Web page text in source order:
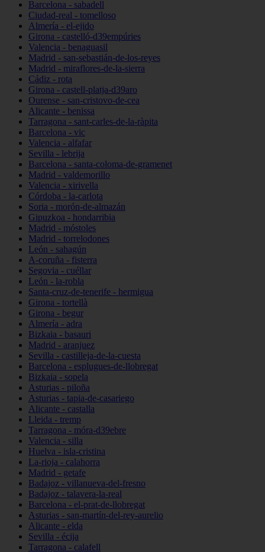
Barcelona - sabadell
Ciudad-real - tomelloso
Almería - el-ejido
Girona - castelló-d39empúries
Valencia - benaguasil
Madrid - san-sebastián-de-los-reyes
Madrid - miraflores-de-la-sierra
Cádiz - rota
Girona - castell-platja-d39aro
Ourense - san-cristovo-de-cea
Alicante - benissa
Tarragona - sant-carles-de-la-ràpita
Barcelona - vic
Valencia - alfafar
Sevilla - lebrija
Barcelona - santa-coloma-de-gramenet
Madrid - valdemorillo
Valencia - xirivella
Córdoba - la-carlota
Soria - morón-de-almazán
Gipuzkoa - hondarribia
Madrid - móstoles
Madrid - torrelodones
León - sahagún
A-coruña - fisterra
Segovia - cuéllar
León - la-robla
Santa-cruz-de-tenerife - hermigua
Girona - tortellà
Girona - begur
Almería - adra
Bizkaia - basauri
Madrid - aranjuez
Sevilla - castilleja-de-la-cuesta
Barcelona - esplugues-de-llobregat
Bizkaia - sopela
Asturias - piloña
Asturias - tapia-de-casariego
Alicante - castalla
Lleida - tremp
Tarragona - móra-d39ebre
Valencia - silla
Huelva - isla-cristina
La-rioja - calahorra
Madrid - getafe
Badajoz - villanueva-del-fresno
Badajoz - talavera-la-real
Barcelona - el-prat-de-llobregat
Asturias - san-martín-del-rey-aurelio
Alicante - elda
Sevilla - écija
Tarragona - calafell